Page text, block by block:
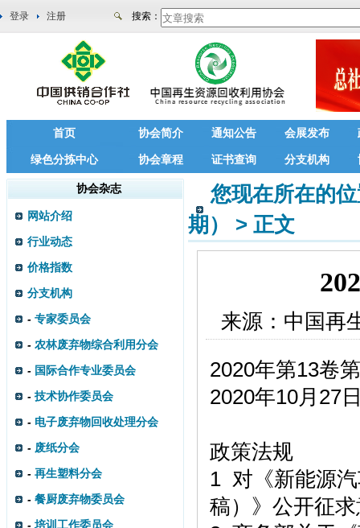
登录 注册 搜索：
首页 协会简介 通知公告 会展发布
绿色分拣中心 协会章程 证书查询 分支机构
协会杂志
网站介绍
行业动态
价格指数
分支机构
- 专家委员会
- 农林废弃物综合利用分会
- 国际合作专业委员会
- 技术协作委员会
- 电子废弃物回收处理分会
- 废纸分会
- 再生塑料分会
- 餐厨废弃物委员会
-培训工作委员会
您现在所在的
期） > 正文
来源： 中国再
2020年第13卷
2020年10月27
政策法规
1 对《新能源
稿）》公开征